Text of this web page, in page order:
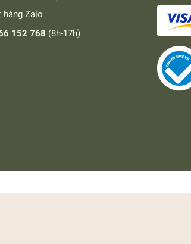
hàng Zalo
152 768 (8h-17h)